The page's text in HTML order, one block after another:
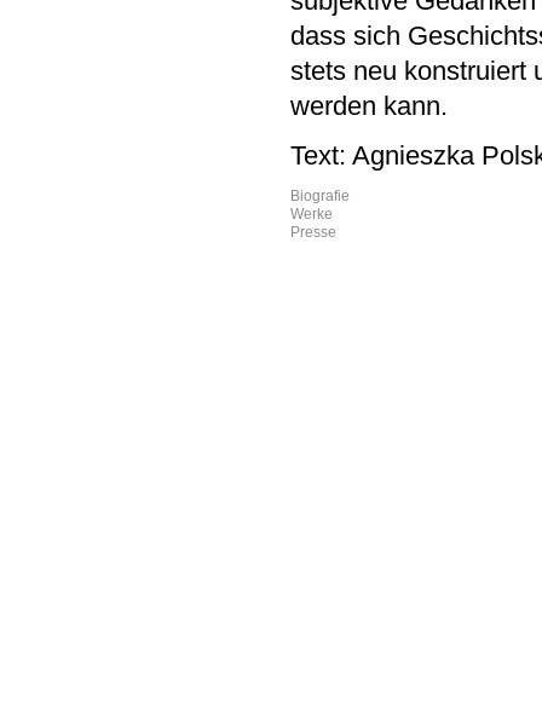
dass sich
stets neu konstruiert
werden kann.
Text: Agnieszka
Biografie
Werke
Presse